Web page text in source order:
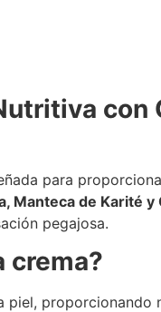
para
Manteca de Karité y
pegajosa.
crema?
proporcionando